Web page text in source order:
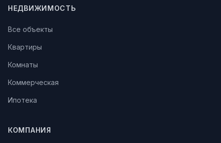
НЕДВИЖИМОСТЬ
Все объекты
Квартиры
Комнаты
Коммерческая
Ипотека
КОМПАНИЯ